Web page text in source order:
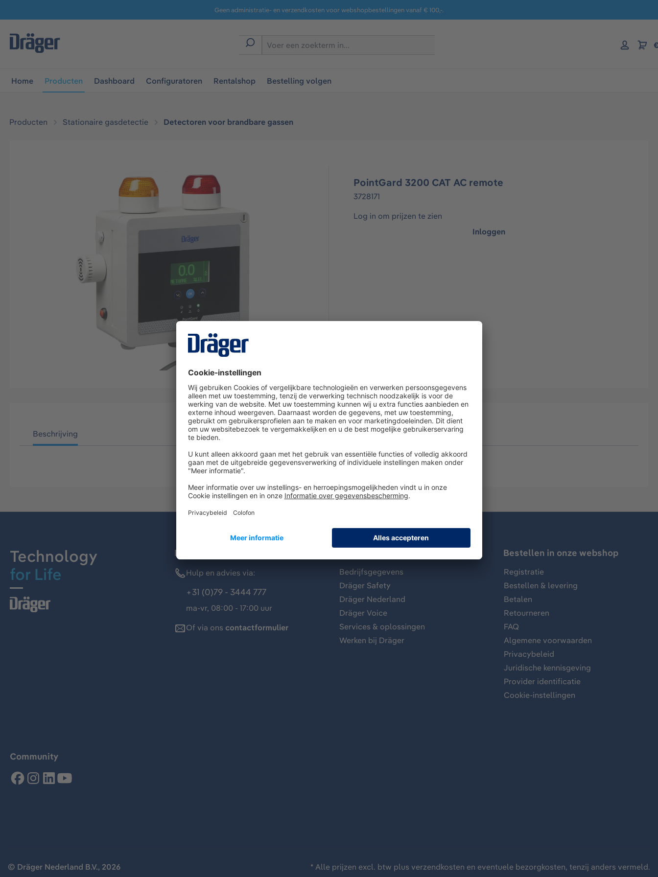
Ga naar navigatie B2B-platformGeen administratie- en verzendkosten voor webshopbestellingen vanaf € 100,-.
Home Producten Dashboard Configuratoren Rentalshop Bestelling volgen
Producten Stationaire gasdetectie Detectoren voor brandbare gassen
PointGard 3200 CAT AC remote
3728171
Log in om prijzen te zien
Inloggen
Beschrijving
Technology
for Life
Dräger klantenservice
Hulp en advies via:
+31 (0)79 - 3444 777
ma-vr, 08:00 - 17:00 uur
Of via ons contactformulier
Bedrijfsgegevens
Dräger Safety
Dräger Nederland
Dräger Voice
Services & oplossingen
Werken bij Dräger
Bestellen in onze webshop
Registratie
Bestellen & levering
Betalen
Retourneren
FAQ
Algemene voorwaarden
Privacybeleid
Juridische kennisgeving
Provider identificatie
Cookie-instellingen
Community
© Dräger Nederland B.V., 2026 * Alle prijzen excl. btw plus verzendkosten en eventuele bezorgkosten, tenzij anders vermeld.